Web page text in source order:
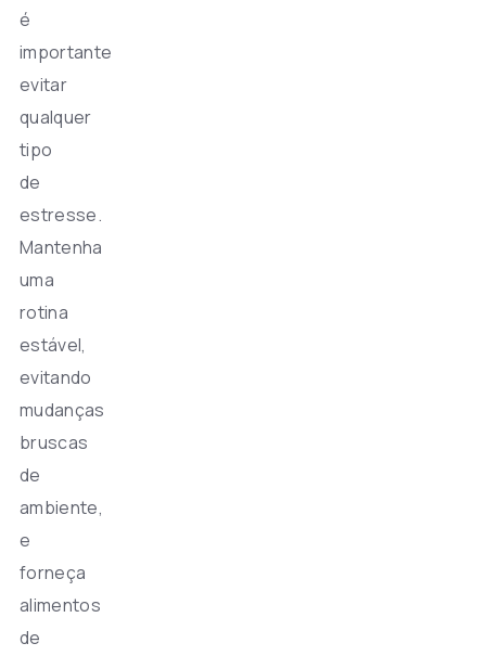
é
importante
evitar
qualquer
tipo
de
estresse.
Mantenha
uma
rotina
estável,
evitando
mudanças
bruscas
de
ambiente,
e
forneça
alimentos
de